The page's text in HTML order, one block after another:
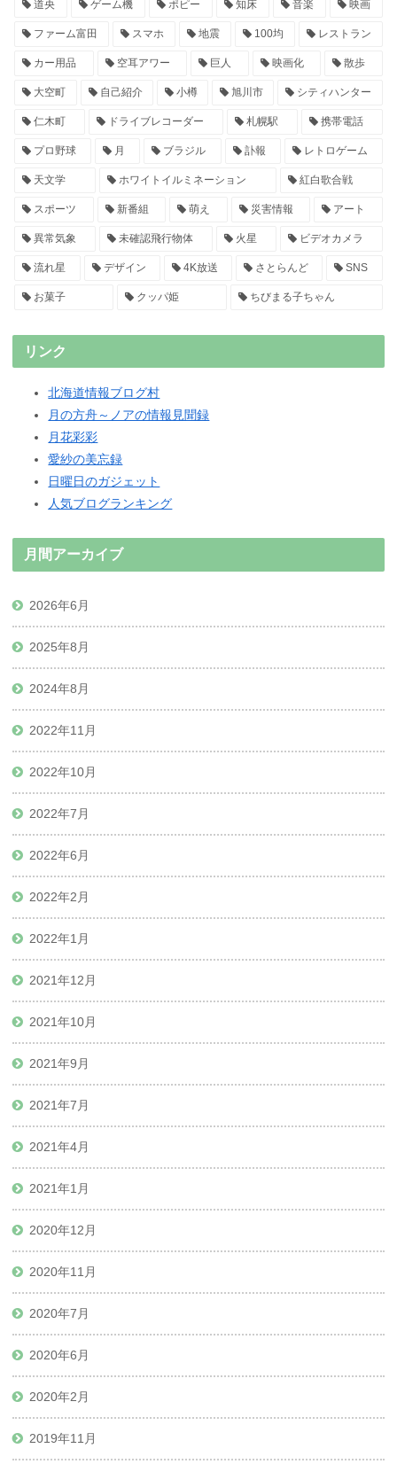
道央 ゲーム機 ポピー 知床 音楽 映画
ファーム富田 スマホ 地震 100均 レストラン
カー用品 空耳アワー 巨人 映画化 散歩
大空町 自己紹介 小樽 旭川市 シティハンター
仁木町 ドライブレコーダー 札幌駅 携帯電話
プロ野球 月 ブラジル 訃報 レトロゲーム
天文学 ホワイトイルミネーション 紅白歌合戦
スポーツ 新番組 萌え 災害情報 アート
異常気象 未確認飛行物体 火星 ビデオカメラ
流れ星 デザイン 4K放送 さとらんど SNS
お菓子 クッパ姫 ちびまる子ちゃん
リンク
北海道情報ブログ村
月の方舟～ノアの情報見聞録
月花彩彩
愛紗の美忘録
日曜日のガジェット
人気ブログランキング
月間アーカイブ
2026年6月
2025年8月
2024年8月
2022年11月
2022年10月
2022年7月
2022年6月
2022年2月
2022年1月
2021年12月
2021年10月
2021年9月
2021年7月
2021年4月
2021年1月
2020年12月
2020年11月
2020年7月
2020年6月
2020年2月
2019年11月